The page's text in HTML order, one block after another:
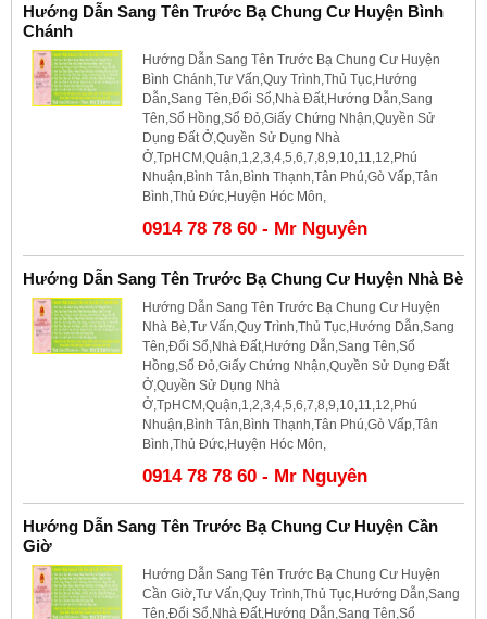
Hướng Dẫn Sang Tên Trước Bạ Chung Cư Huyện Bình
Chánh
Hướng Dẫn Sang Tên Trước Bạ Chung Cư Huyện
Bình Chánh,Tư Vấn,Quy Trình,Thủ Tục,Hướng
Dẫn,Sang Tên,Đổi Sổ,Nhà Đất,Hướng Dẫn,Sang
Tên,Sổ Hồng,Sổ Đỏ,Giấy Chứng Nhận,Quyền Sử
Dụng Đất Ở,Quyền Sử Dụng Nhà
Ở,TpHCM,Quận,1,2,3,4,5,6,7,8,9,10,11,12,Phú
Nhuận,Bình Tân,Bình Thạnh,Tân Phú,Gò Vấp,Tân
Bình,Thủ Đức,Huyện Hóc Môn,
0914 78 78 60 - Mr Nguyên
Hướng Dẫn Sang Tên Trước Bạ Chung Cư Huyện Nhà Bè
Hướng Dẫn Sang Tên Trước Bạ Chung Cư Huyện
Nhà Bè,Tư Vấn,Quy Trình,Thủ Tục,Hướng Dẫn,Sang
Tên,Đổi Sổ,Nhà Đất,Hướng Dẫn,Sang Tên,Sổ
Hồng,Sổ Đỏ,Giấy Chứng Nhận,Quyền Sử Dụng Đất
Ở,Quyền Sử Dụng Nhà
Ở,TpHCM,Quận,1,2,3,4,5,6,7,8,9,10,11,12,Phú
Nhuận,Bình Tân,Bình Thạnh,Tân Phú,Gò Vấp,Tân
Bình,Thủ Đức,Huyện Hóc Môn,
0914 78 78 60 - Mr Nguyên
Hướng Dẫn Sang Tên Trước Bạ Chung Cư Huyện Cần
Giờ
Hướng Dẫn Sang Tên Trước Bạ Chung Cư Huyện
Cần Giờ,Tư Vấn,Quy Trình,Thủ Tục,Hướng Dẫn,Sang
Tên,Đổi Sổ,Nhà Đất,Hướng Dẫn,Sang Tên,Sổ